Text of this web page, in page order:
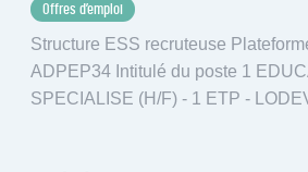
Offres d’emploi
Structure ESS recruteuse
ADPEP34 Intitulé du poste 1
SPECIALISE (H/F) - 1 ETP -